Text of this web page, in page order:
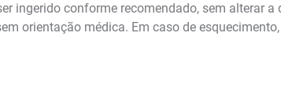
ingerido conforme recomendado, sem alterar a
orientação médica. Em caso de